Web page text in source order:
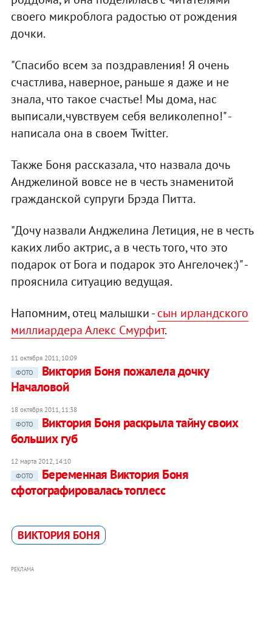
своего микроблога радостью от рождения
дочки.
"Спасибо всем за поздравления! Я очень
счастлива, наверное, раньше я даже и не
знала, что такое счастье! Мы дома, нас
выписали,чувствуем себя великолепно!" -
написала она в своем Twitter.
Также Боня рассказала, что назвала дочь
Анджелиной вовсе не в честь знаменитой
гражданской супруги Брэда Питта.
"Дочу назвали Анджелина Летиция, не в честь
каких либо актрис, а в честь того, что это
подарок от Бога и подарок это Ангелочек:)" -
прояснила ситуацию ведущая.
Напомним, отец малышки -сын ирландского
миллиардера Алекс Смурфит.
11 октября 2011, 10:09
ФОТО
Виктория Боня пожалела дочку
Началовой
18 октября 2011, 11:38
ФОТО
Виктория Боня раскрыла тайну своих
больших губ
12 марта 2012, 14:10
ФОТО
Беременная Виктория Боня
сфотографировалась топлесс
ВИКТОРИЯ БОНЯ
РЕКЛАМА